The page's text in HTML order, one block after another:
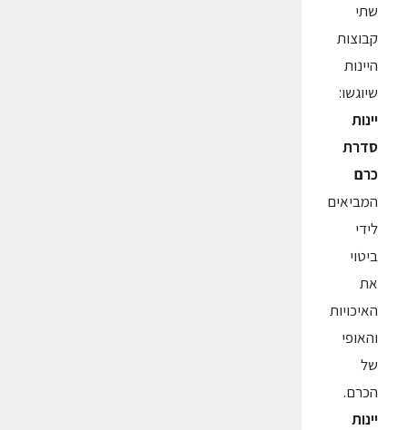
שתי
קבוצות
היינות
שיוגשו:
יינות
סדרת
כרם
המביאים
לידי
ביטוי
את
האיכויות
והאופי
של
הכרם.
יינות